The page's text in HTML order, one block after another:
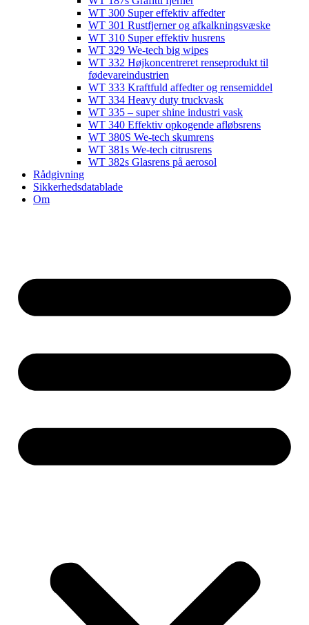
WT 300 Super effektiv affedter​
WT 301 Rustfjerner og afkalkningsvæske
WT 310 Super effektiv husrens
WT 329 We-tech big wipes
WT 332 Højkoncentreret renseprodukt til
fødevareindustrien
WT 333 Kraftfuld affedter og rensemiddel
WT 334 Heavy duty truckvask
WT 335 – super shine industri vask
WT 340 Effektiv opkogende afløbsrens
WT 380S We-tech skumrens
WT 381s We-tech citrusrens
WT 382s Glasrens på aerosol​
Rådgivning
Sikkerhedsdatablade
Om